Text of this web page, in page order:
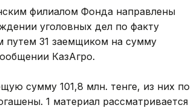
филиалом Фонда направлены
уголовных дел по факту
путем 31 заемщиком на сумму
КазАгро.
сумму 101,8 млн. тенге, из них по
1 материал рассматривается